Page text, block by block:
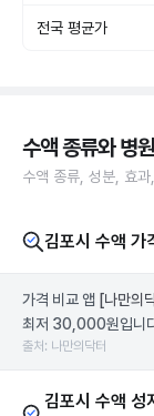
전국 평균가
수액 종류와 병
수액 종류, 성분, 효
김포시 수액 가
가격 비교 앱 [나만의
최저 30,000원입니
출처: 나만의닥터
김포시 수액 성